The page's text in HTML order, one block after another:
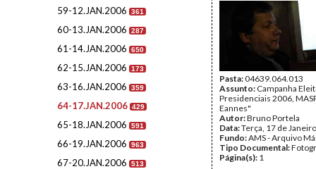
59-12.JAN.2006 361
60-13.JAN.2006 287
61-14.JAN.2006 650
62-15.JAN.2006 173
63-16.JAN.2006 359
64-17.JAN.2006 429
65-18.JAN.2006 591
66-19.JAN.2006 963
67-20.JAN.2006 513
Pasta:04639.064.013
Assunto: Campanha
Presidenciais 2006,
Eannes"
Autor:Bruno Portela
Data:Terça, 17 de
Fundo:AMS - Arquivo
Tipo Documental:
Página(s): 1